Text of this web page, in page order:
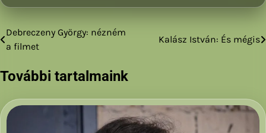
Bejegyzés
Debreczeny György: nézném
a filmet
Kalász István: És mégis
További tartalmaink